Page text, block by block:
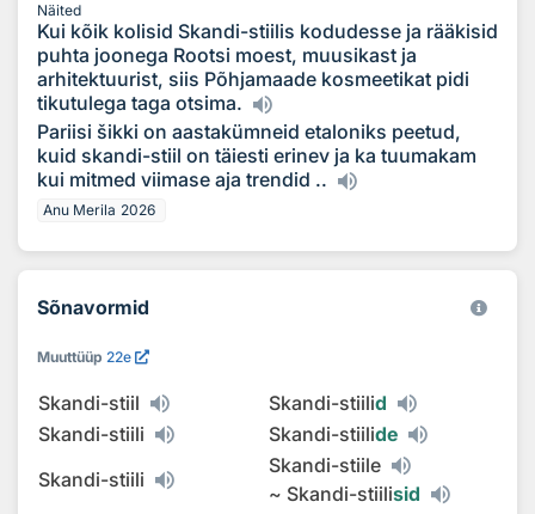
Näited
Kui kõik kolisid Skandi-stiilis kodudesse ja rääkisid
puhta joonega Rootsi moest, muusikast ja
arhitektuurist, siis Põhjamaade kosmeetikat pidi
tikutulega taga otsima.
Pariisi šikki on aastakümneid etaloniks peetud,
kuid skandi-stiil on täiesti erinev ja ka tuumakam
kui mitmed viimase aja trendid ..
Anu Merila 2026
Sõnavormid
Muuttüüp 22e
Skandi-stiil Skandi-stiilid
Skandi-stiili
Skandi-stiilide
Skandi-stiili
Skandi-stiile
~ Skandi-stiilisid